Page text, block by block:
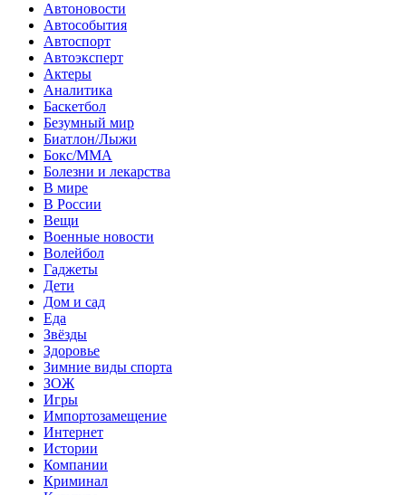
Автоновости
Автособытия
Автоспорт
Автоэксперт
Актеры
Аналитика
Баскетбол
Безумный мир
Биатлон/Лыжи
Бокс/MMA
Болезни и лекарства
В мире
В России
Вещи
Военные новости
Волейбол
Гаджеты
Дети
Дом и сад
Еда
Звёзды
Здоровье
Зимние виды спорта
ЗОЖ
Игры
Импортозамещение
Интернет
Истории
Компании
Криминал